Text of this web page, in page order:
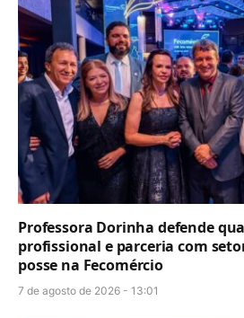
Professora Dorinha defende
profissional e parceria com
posse na Fecomércio
7 de agosto de 2026 - 13:01